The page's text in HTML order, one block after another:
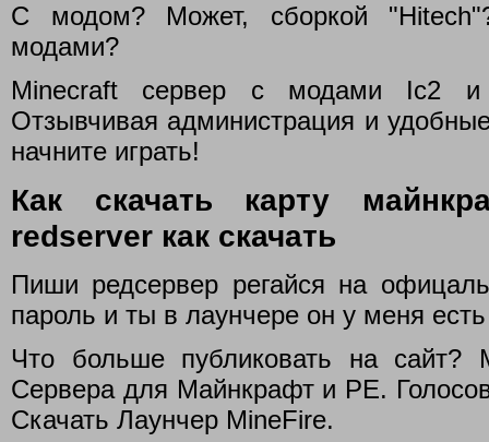
С модом? Может, сборкой
модами?
Minecraft сервер с модами Ic2 и
Отзывчивая администрация и
начните играть!
Как скачать карту
redserver как скачать
Пиши редсервер регайся на
пароль и ты в лаунчере он у меня есть
Что больше публиковать на
Сервера для Майнкрафт и PE.
Скачать Лаунчер MineFire.